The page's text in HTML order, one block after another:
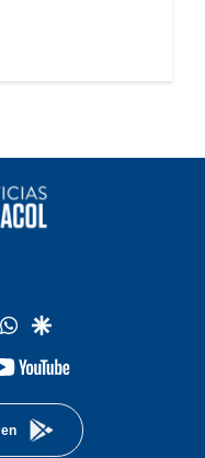
whatsapp
google
youtube-